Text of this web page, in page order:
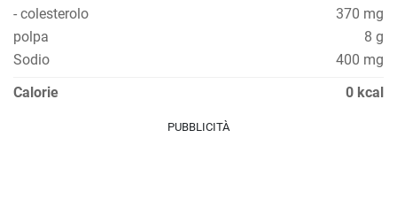
- colesterolo
370 mg
polpa
8 g
Sodio
400 mg
Calorie
0 kcal
PUBBLICITÀ